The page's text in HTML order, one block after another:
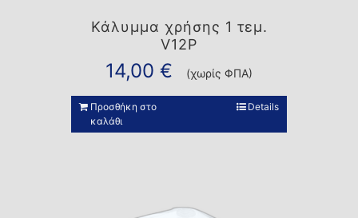
Κάλυμμα χρήσης 1 τεμ.
V12P
14,00 € (χωρίς ΦΠΑ)
Προσθήκη στο
καλάθι
Details